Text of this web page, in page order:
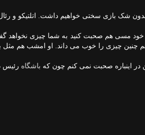
بدون شک بازی سختی خواهیم داشت. اتلتیکو و
خود مسی هم صحبت کنید به شما چیزی نخواهد
چنین چیزی را خوب می داند. او امشب هم
در اینباره صحبت نمی کنم چون که باشگاه رئیس